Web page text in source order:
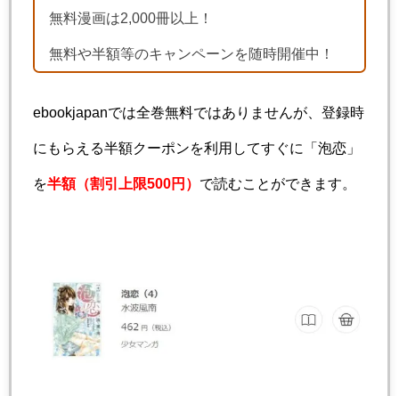
無料漫画は2,000冊以上！
無料や半額等のキャンペーンを随時開催中！
ebookjapanでは全巻無料ではありませんが、登録時
にもらえる半額クーポンを利用してすぐに「泡恋」
を半額（割引上限500円） で読むことができます。